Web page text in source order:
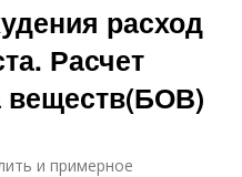
расход
Расчет
веществ(БОВ)
и примерное